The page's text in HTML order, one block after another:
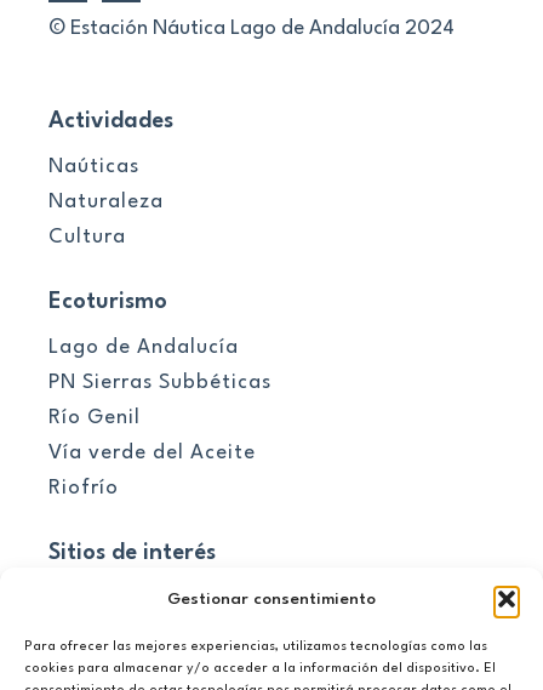
Gestionar consentimiento
Para ofrecer las mejores experiencias, utilizamos tecnologías como las
cookies para almacenar y/o acceder a la información del dispositivo. El
© Estación Náutica Lago de Andalucía 2024
Actividades
Naúticas
Naturaleza
Cultura
Ecoturismo
Lago de Andalucía
PN Sierras Subbéticas
Río Genil
Vía verde del Aceite
Riofrío
Sitios de interés
El embalse